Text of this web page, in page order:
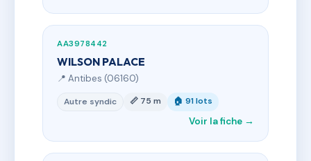
AA3978442
WILSON PALACE
📍 Antibes (06160)
Autre syndic 📏 75 m 🏠 91 lots
Voir la fiche →